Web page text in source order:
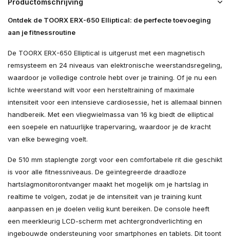
Productomschrijving
Ontdek de TOORX ERX-650 Elliptical: de perfecte toevoeging
aan je fitnessroutine
De TOORX ERX-650 Elliptical is uitgerust met een magnetisch
remsysteem en 24 niveaus van elektronische weerstandsregeling,
waardoor je volledige controle hebt over je training. Of je nu een
lichte weerstand wilt voor een hersteltraining of maximale
intensiteit voor een intensieve cardiosessie, het is allemaal binnen
handbereik. Met een vliegwielmassa van 16 kg biedt de elliptical
een soepele en natuurlijke trapervaring, waardoor je de kracht
van elke beweging voelt.
De 510 mm staplengte zorgt voor een comfortabele rit die geschikt
is voor alle fitnessniveaus. De geïntegreerde draadloze
hartslagmonitorontvanger maakt het mogelijk om je hartslag in
realtime te volgen, zodat je de intensiteit van je training kunt
aanpassen en je doelen veilig kunt bereiken. De console heeft
een meerkleurig LCD-scherm met achtergrondverlichting en
ingebouwde ondersteuning voor smartphones en tablets. Dit toont